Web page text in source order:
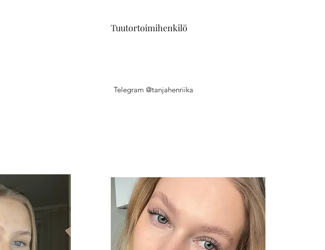
Tuutortoimihenkilö
Telegram @tanjahenriika